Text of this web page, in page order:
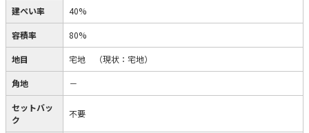
建ぺい率 40%
容積率 80%
地目 宅地 （現状：宅地）
角地 －
セットバッ
ク
不要